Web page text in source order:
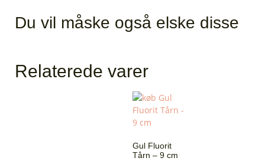
Du vil måske også elske disse
Relaterede varer
Gul Fluorit
Tårn – 9 cm